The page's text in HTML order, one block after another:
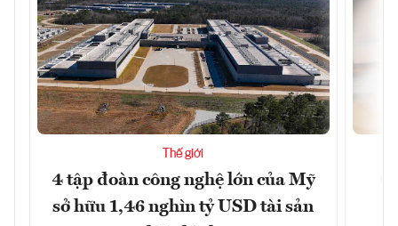
Thế giới
4 tập đoàn công nghệ lớn của Mỹ
sở hữu 1,46 nghìn tỷ USD tài sản